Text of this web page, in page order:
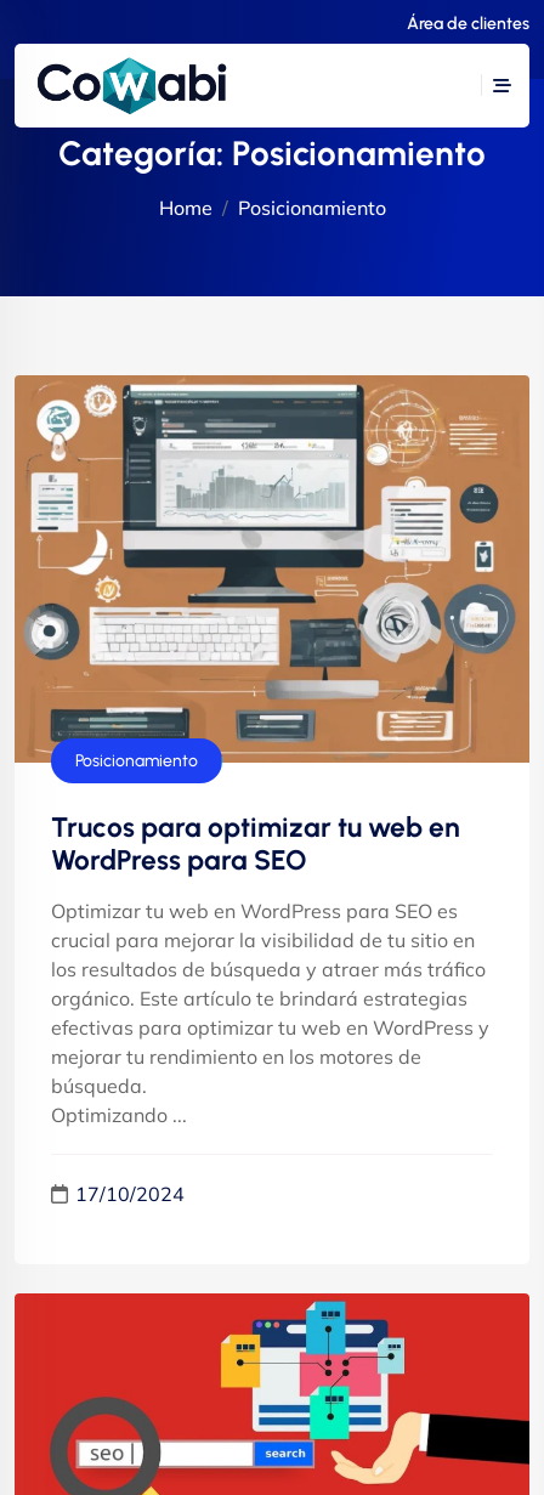
Área de clientes
Categoría: Posicionamiento
Home Posicionamiento
Posicionamiento
Trucos para optimizar tu web en
WordPress para SEO
Optimizar tu web en WordPress para SEO es
crucial para mejorar la visibilidad de tu sitio en
los resultados de búsqueda y atraer más tráfico
orgánico. Este artículo te brindará estrategias
efectivas para optimizar tu web en WordPress y
mejorar tu rendimiento en los motores de
búsqueda.
Optimizando ...
17/10/2024